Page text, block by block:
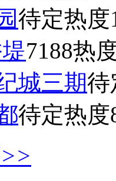
待定热度
7188热
城三期待
待定热度